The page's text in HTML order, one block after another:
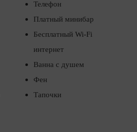
Телефон
Платный минибар
Бесплатный Wi-Fi
интернет
Ванна с душем
Фен
Тапочки